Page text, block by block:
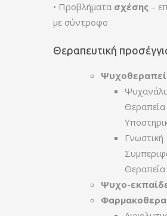
• Προβλήματα σχέσης –
με σύντροφο
Θεραπευτική
Γνωστική
Ψυχο-